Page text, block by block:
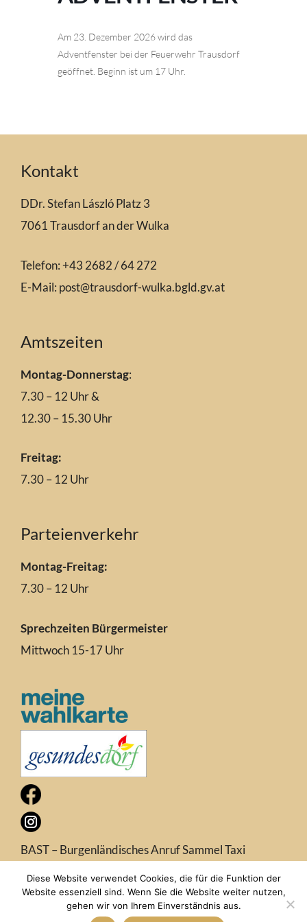
Am 23. Dezember 2026 wird das
Adventfenster bei der Feuerwehr Trausdorf
geöffnet. Beginn ist um 17 Uhr.
Kontakt
DDr. Stefan László Platz 3
7061 Trausdorf an der Wulka
Telefon: +43 2682 / 64 272
E-Mail: post@trausdorf-wulka.bgld.gv.at
Amtszeiten
Montag-Donnerstag:
7.30 – 12 Uhr &
12.30 – 15.30 Uhr
Freitag:
7.30 – 12 Uhr
Parteienverkehr
Montag-Freitag:
7.30 – 12 Uhr
Sprechzeiten Bürgermeister
Mittwoch 15-17 Uhr
BAST – Burgenländisches Anruf Sammel Taxi
© Gemeinde Trausdorf an der Wulka 2026 |Impressum
Diese Website verwendet Cookies, die für die Funktion der
Website essenziell sind. Wenn Sie die Website weiter nutzen,
gehen wir von Ihrem Einverständnis aus.